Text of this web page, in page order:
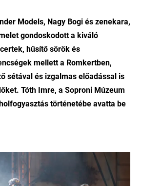
Models, Nagy Bogi és zenekara,
gondoskodott a kiváló
hűsítő sörök és
mellett a Romkertben,
sétával és izgalmas előadással is
Tóth Imre, a Soproni Múzeum
történetébe avatta be